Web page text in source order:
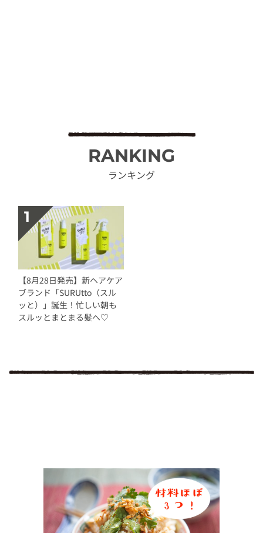
RANKING
ランキング
【8月28日発売】新ヘアケア
ブランド「SURUtto（スル
ッと）」誕生！忙しい朝も
スルッとまとまる髪へ♡